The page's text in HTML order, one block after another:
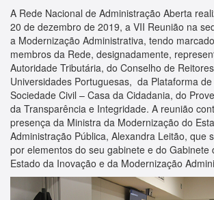
A Rede Nacional de Administração Aberta
20 de dezembro de 2019, a VII Reunião na
a Modernização Administrativa, tendo
membros da Rede, designadamente,
Autoridade Tributária, do Conselho de
Universidades Portuguesas, da Plataforma
Sociedade Civil – Casa da Cidadania, do
da Transparência e Integridade. A reunião
presença da Ministra da Modernização do
Administração Pública, Alexandra Leitão, que
por elementos do seu gabinete e do Gabinete
Estado da Inovação e da Modernização